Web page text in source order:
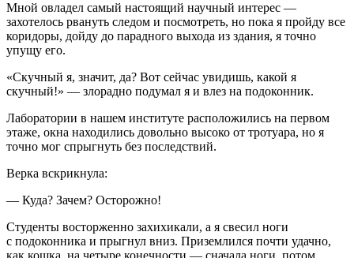
Мной овладел самый настоящий научный интерес —
захотелось рвануть следом и посмотреть, но пока я пройду все
коридоры, дойду до парадного выхода из здания, я точно
упущу его.
«Скучный я, значит, да? Вот сейчас увидишь, какой я
скучный!» — злорадно подумал я и влез на подоконник.
Лаборатории в нашем институте расположились на первом
этаже, окна находились довольно высоко от тротуара, но я
точно мог спрыгнуть без последствий.
Верка вскрикнула:
— Куда? Зачем? Осторожно!
Студенты восторженно захихикали, а я свесил ноги
с подоконника и прыгнул вниз. Приземлился почти удачно,
как кошка, на четыре конечности — сначала ноги, потом